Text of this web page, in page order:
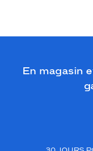
En magasin